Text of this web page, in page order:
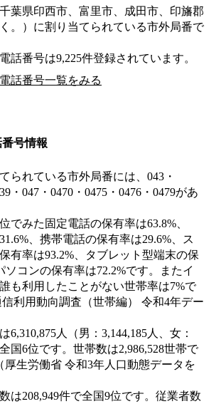
千葉県印西市、富里市、成田市、印旛郡
。） に割り当てられている市外局番で
話番号は9,225件登録されています。
話番号一覧をみる
号情報
られている市外局番には、043・
・047・0470・0475・0476・0479があ
でみた固定電話の保有率は63.8%、
、携帯電話の保有率は29.6%、ス
有率は93.2%、タブレット型端末の保
ソコンの保有率は72.2%です。またイ
も利用したことがない世帯率は7%で
利用動向調査（世帯編） 令和4年デー
6,310,875人（男：3,144,185人、女：
国6位です。世帯数は2,986,528世帯で
厚生労働省 令和3年人口動態データを
は208,949件で全国9位です。従業者数